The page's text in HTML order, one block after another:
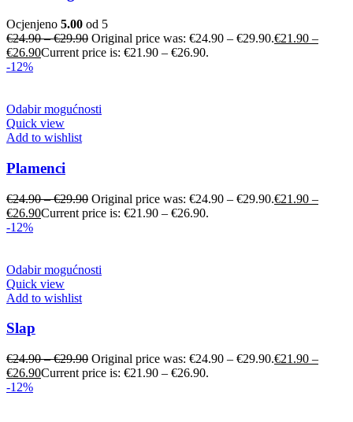
Ocjenjeno 5.00 od 5
€24.90–€29.90 Original price was: €24.90 – €29.90.€21.90 –
€26.90Current price is: €21.90 – €26.90.
-12%
Odabir mogućnosti
Quick view
Add to wishlist
Plamenci
€24.90–€29.90 Original price was: €24.90 – €29.90.€21.90 –
€26.90Current price is: €21.90 – €26.90.
-12%
Odabir mogućnosti
Quick view
Add to wishlist
Slap
€24.90–€29.90 Original price was: €24.90 – €29.90.€21.90 –
€26.90Current price is: €21.90 – €26.90.
-12%